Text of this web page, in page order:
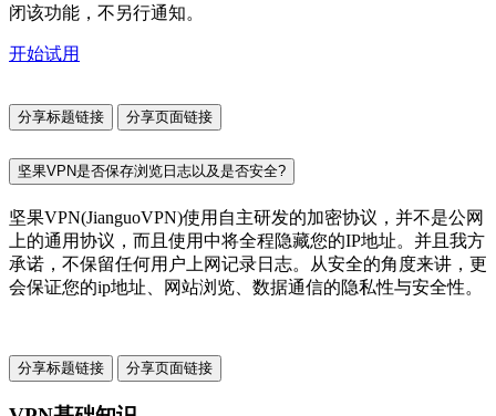
闭该功能，不另行通知。
开始试用
分享标题链接 分享页面链接
坚果VPN是否保存浏览日志以及是否安全?
坚果VPN(JianguoVPN)使用自主研发的加密协议，并不是公网
上的通用协议，而且使用中将全程隐藏您的IP地址。并且我方
承诺，不保留任何用户上网记录日志。从安全的角度来讲，更
会保证您的ip地址、网站浏览、数据通信的隐私性与安全性。
分享标题链接 分享页面链接